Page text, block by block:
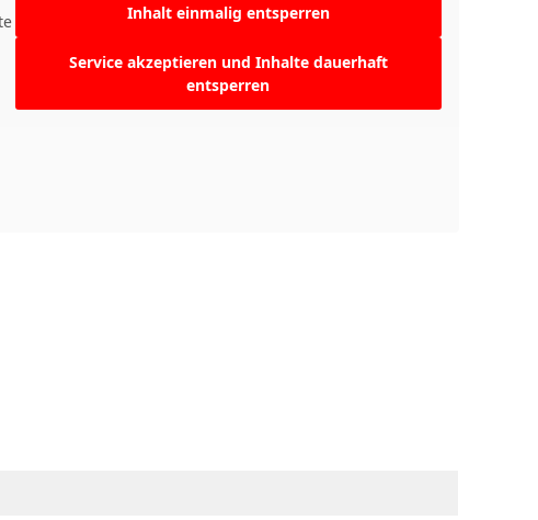
Inhalt einmalig entsperren
Service akzeptieren und Inhalte dauerhaft
entsperren